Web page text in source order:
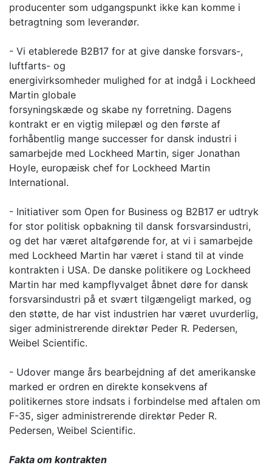
producenter som udgangspunkt ikke kan komme i
betragtning som leverandør.
- Vi etablerede B2B17 for at give danske forsvars-,
luftfarts- og
energivirksomheder mulighed for at indgå i Lockheed
Martin globale
forsyningskæde og skabe ny forretning. Dagens
kontrakt er en vigtig milepæl og den første af
forhåbentlig mange successer for dansk industri i
samarbejde med Lockheed Martin, siger Jonathan
Hoyle, europæisk chef for Lockheed Martin
International.
- Initiativer som Open for Business og B2B17 er udtryk
for stor politisk opbakning til dansk forsvarsindustri,
og det har været altafgørende for, at vi i samarbejde
med Lockheed Martin har været i stand til at vinde
kontrakten i USA. De danske politikere og Lockheed
Martin har med kampflyvalget åbnet døre for dansk
forsvarsindustri på et svært tilgængeligt marked, og
den støtte, de har vist industrien har været uvurderlig,
siger administrerende direktør Peder R. Pedersen,
Weibel Scientific.
- Udover mange års bearbejdning af det amerikanske
marked er ordren en direkte konsekvens af
politikernes store indsats i forbindelse med aftalen om
F-35, siger administrerende direktør Peder R.
Pedersen, Weibel Scientific.
Fakta om kontrakten